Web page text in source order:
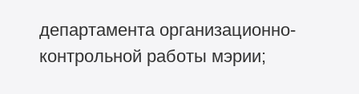
департамента организационно-
контрольной работы мэрии;